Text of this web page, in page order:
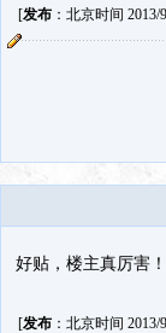
[发布：北京时间 2013/
好贴，楼主真厉害
[发布：北京时间 2013/